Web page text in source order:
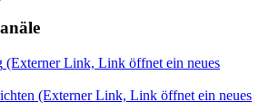
(Externer Link, Link öffnet ein neues
(Externer Link, Link öffnet ein neues